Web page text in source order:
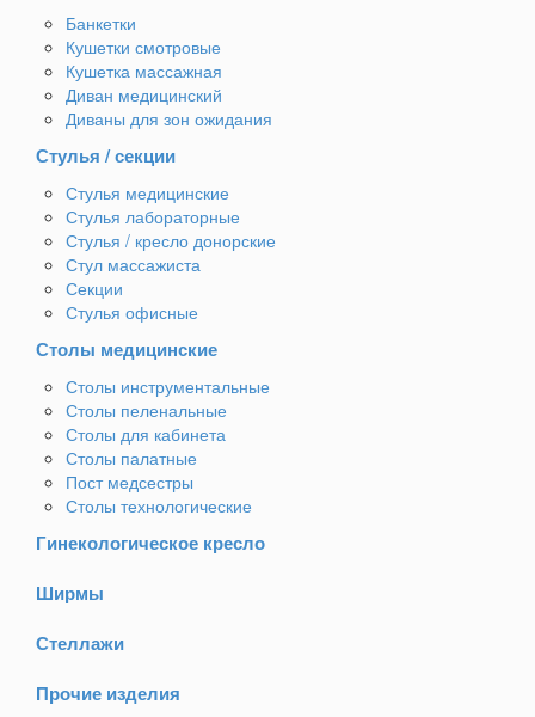
Банкетки
Кушетки смотровые
Кушетка массажная
Диван медицинский
Диваны для зон ожидания
Стулья / секции
Стулья медицинские
Стулья лабораторные
Стулья / кресло донорские
Стул массажиста
Секции
Стулья офисные
Столы медицинские
Столы инструментальные
Столы пеленальные
Столы для кабинета
Столы палатные
Пост медсестры
Столы технологические
Гинекологическое кресло
Ширмы
Стеллажи
Прочие изделия